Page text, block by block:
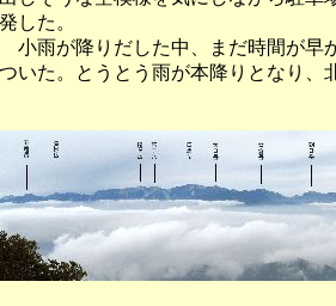
発した。
小雨が降りだした中、まだ時間が早
ついた。とうとう雨が本降りとなり、